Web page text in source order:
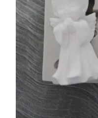
o
c
a
n
t
i
d
a
d